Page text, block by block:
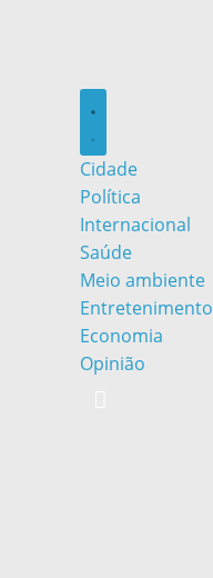
Cidade
Política
Internacional
Saúde
Meio ambiente
Entretenimento
Economia
Opinião